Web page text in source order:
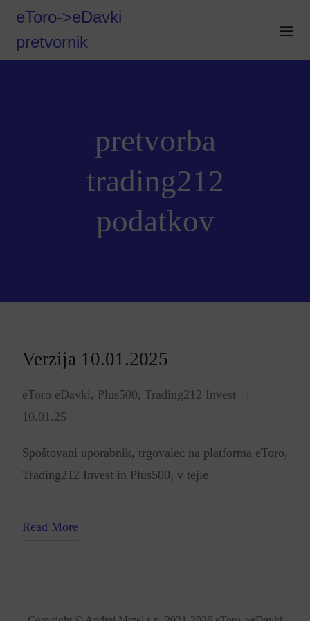
eToro->eDavki
pretvornik
pretvorba
trading212
podatkov
Verzija 10.01.2025
eToro eDavki, Plus500, Trading212 Invest
10.01.25
Spoštovani uporabnik, trgovalec na platforma eToro,
Trading212 Invest in Plus500, v tejle
Read More